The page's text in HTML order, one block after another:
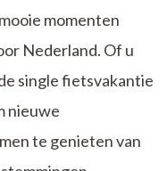
momenten
Nederland. Of u
single fietsvakantie
nieuwe
te genieten van